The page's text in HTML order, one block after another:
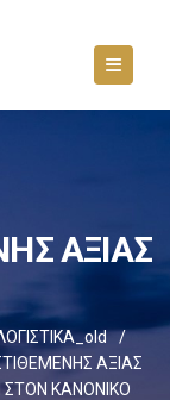
ΑΞΙΑΣ
/
ΑΞΙΑΣ
ΣΤΟΝ ΚΑΝΟΝΙΚΟ